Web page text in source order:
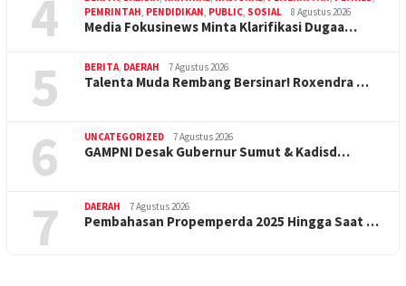
4
PEMRINTAH, PENDIDIKAN, PUBLIC, SOSIAL 8 Agustus 2026
Media Fokusinews Minta Klarifikasi Dugaa…
5 BERITA, DAERAH 7 Agustus 2026
Talenta Muda Rembang Bersinar! Roxendra …
6 UNCATEGORIZED 7 Agustus 2026
GAMPNI Desak Gubernur Sumut & Kadisd…
7 DAERAH 7 Agustus 2026
Pembahasan Propemperda 2025 Hingga Saat …